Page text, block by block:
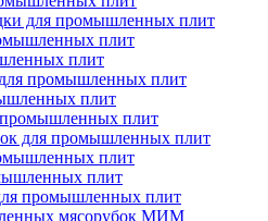
для промышленных плит
плит
плит
промышленных плит
плит
промышленных плит
для промышленных плит
плит
плит
промышленных плит
мясорубок МИМ